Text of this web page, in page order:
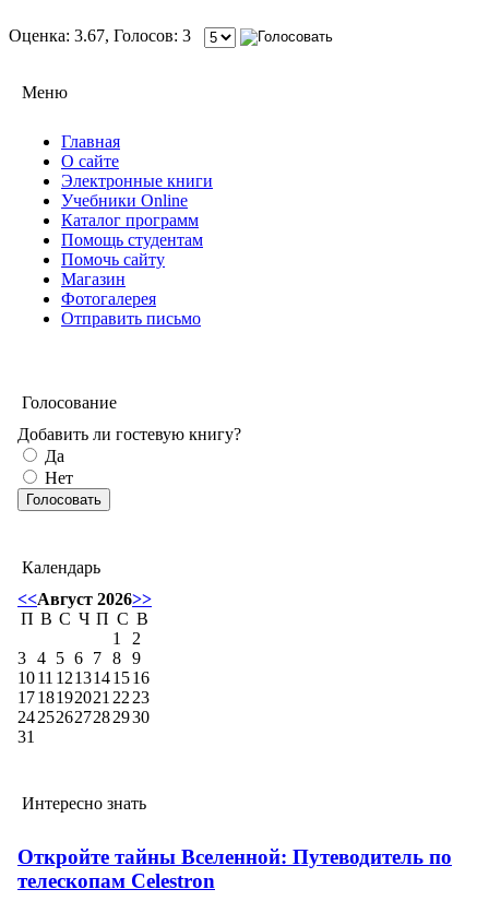
Оценка: 3.67, Голосов: 3
Меню
Главная
О сайте
Электронные книги
Учебники Online
Каталог программ
Помощь студентам
Помочь сайту
Магазин
Фотогалерея
Отправить письмо
Голосование
Добавить ли гостевую книгу?
Да
Нет
Календарь
<<Август 2026>>
П В С Ч П С В
1
2
3 4 5 6 7 8 9
1011 1213141516
1718192021 22 23
24252627282930
31
Интересно знать
Откройте тайны Вселенной: Путеводитель по
телескопам Celestron